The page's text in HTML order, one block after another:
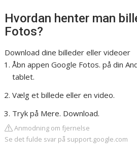
Hvordan henter man
Fotos?
Download dine billeder eller videoer
Åbn appen Google Fotos. på din
tablet.
Vælg et billede eller en video.
Tryk på Mere. Download.
Anmodning om fjernelse
Se det fulde svar på support.google.com